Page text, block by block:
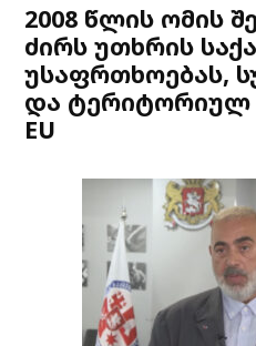
2008 წლის ომის
ძირს უთხრის
უსაფრთხოებას,
და ტერიტორიულ
EU